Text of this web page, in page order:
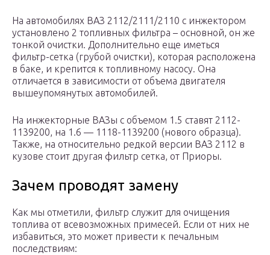
На автомобилях ВАЗ 2112/2111/2110 с инжектором
установлено 2 топливных фильтра – основной, он же
тонкой очистки. Дополнительно еще иметься
фильтр-сетка (грубой очистки), которая расположена
в баке, и крепится к топливному насосу. Она
отличается в зависимости от объема двигателя
вышеупомянутых автомобилей.
На инжекторные ВАЗы с объемом 1.5 ставят 2112-
1139200, на 1.6 — 1118-1139200 (нового образца).
Также, на относительно редкой версии ВАЗ 2112 в
кузове стоит другая фильтр сетка, от Приоры.
Зачем проводят замену
Как мы отметили, фильтр служит для очищения
топлива от всевозможных примесей. Если от них не
избавиться, это может привести к печальным
последствиям: